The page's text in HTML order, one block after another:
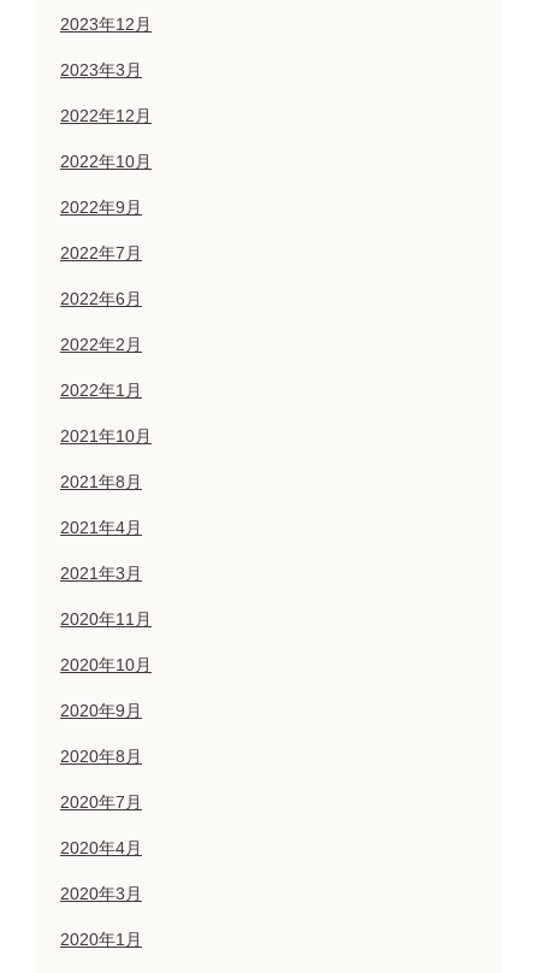
2023年12月
2023年3月
2022年12月
2022年10月
2022年9月
2022年7月
2022年6月
2022年2月
2022年1月
2021年10月
2021年8月
2021年4月
2021年3月
2020年11月
2020年10月
2020年9月
2020年8月
2020年7月
2020年4月
2020年3月
2020年1月